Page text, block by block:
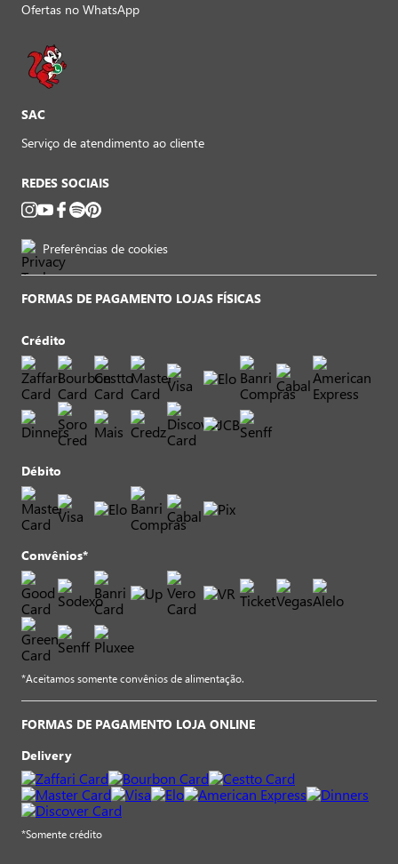
Ofertas no WhatsApp
SAC
Serviço de atendimento ao cliente
REDES SOCIAIS
Preferências de cookies
FORMAS DE PAGAMENTO LOJAS FÍSICAS
Crédito
Débito
Convênios*
*Aceitamos somente convênios de alimentação.
FORMAS DE PAGAMENTO LOJA ONLINE
Delivery
*Somente crédito